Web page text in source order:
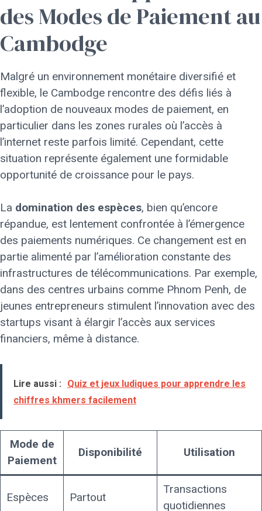
des Modes de Paiement au
Cambodge
Malgré un environnement monétaire diversifié et
flexible, le Cambodge rencontre des défis liés à
l’adoption de nouveaux modes de paiement, en
particulier dans les zones rurales où l’accès à
l’internet reste parfois limité. Cependant, cette
situation représente également une formidable
opportunité de croissance pour le pays.
La domination des espèces, bien qu’encore
répandue, est lentement confrontée à l’émergence
des paiements numériques. Ce changement est en
partie alimenté par l’amélioration constante des
infrastructures de télécommunications. Par exemple,
dans des centres urbains comme Phnom Penh, de
jeunes entrepreneurs stimulent l’innovation avec des
startups visant à élargir l’accès aux services
financiers, même à distance.
Lire aussi :
Quiz et jeux ludiques pour apprendre les
chiffres khmers facilement
Mode de
Paiement
Disponibilité Utilisation
Espèces Partout
Transactions
quotidiennes